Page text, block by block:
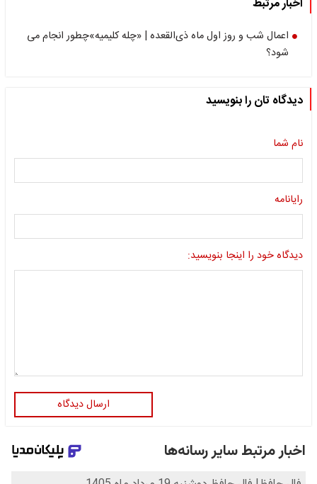
اخبار مرتبط
اعمال شب و روز اول ماه ذی‌القعده | «چله کلیمیه»چطور انجام می
شود؟
دیدگاه تان را بنویسید
نام شما
رایانامه
دیدگاه خود را اینجا بنویسید:
ارسال دیدگاه